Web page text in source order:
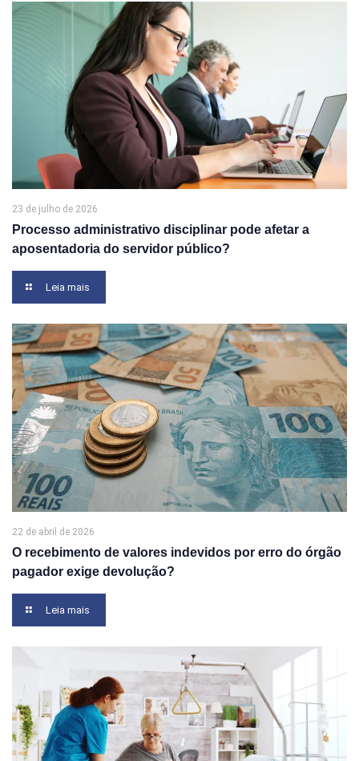
23 de julho de 2026
Processo administrativo disciplinar pode afetar a
aposentadoria do servidor público?
Leia mais
22 de abril de 2026
O recebimento de valores indevidos por erro do órgão
pagador exige devolução?
Leia mais